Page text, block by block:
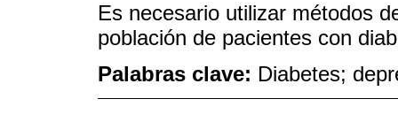
Es necesario utilizar métodos
población de pacientes con
Palabras clave: Diabetes;